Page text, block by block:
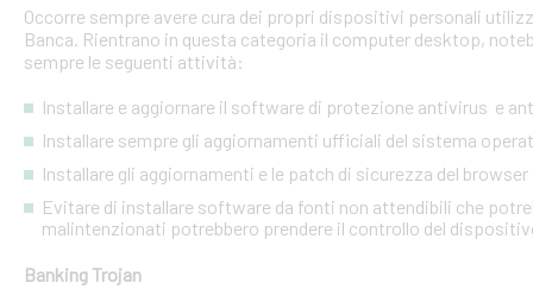
Occorre sempre avere cura dei propri dispositivi personali
Banca. Rientrano in questa categoria il computer desktop,
sempre le seguenti attività:
Installare e aggiornare il software di protezione antivirus e
Installare sempre gli aggiornamenti ufficiali del sistema
Installare gli aggiornamenti e le patch di sicurezza del
Evitare di installare software da fonti non attendibili che
malintenzionati potrebbero prendere il controllo del
Banking Trojan